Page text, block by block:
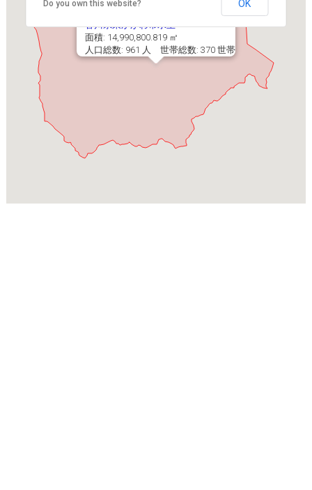
香川県東かがわ市水主
面積: 14,990,800.819 ㎡
人口総数: 961 人 世帯総数: 370 世帯
Do you own this website? OK